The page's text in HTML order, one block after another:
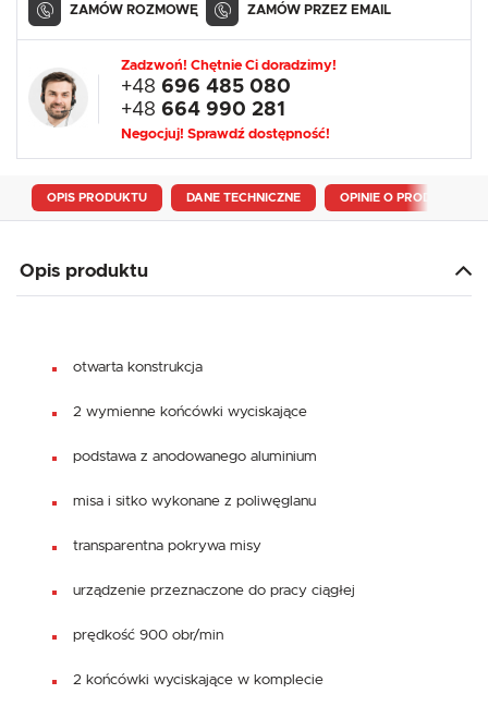
ZAMÓW ROZMOWĘ ZAMÓW PRZEZ EMAIL
Zadzwoń! Chętnie Ci doradzimy!
+48 696 485 080
+48 664 990 281
Negocjuj! Sprawdź dostępność!
OPIS PRODUKTU DANE TECHNICZNE OPINIE O PRODUKCIE
Opis produktu
otwarta konstrukcja
2 wymienne końcówki wyciskające
podstawa z anodowanego aluminium
misa i sitko wykonane z poliwęglanu
transparentna pokrywa misy
urządzenie przeznaczone do pracy ciągłej
prędkość 900 obr/min
2 końcówki wyciskające w komplecie